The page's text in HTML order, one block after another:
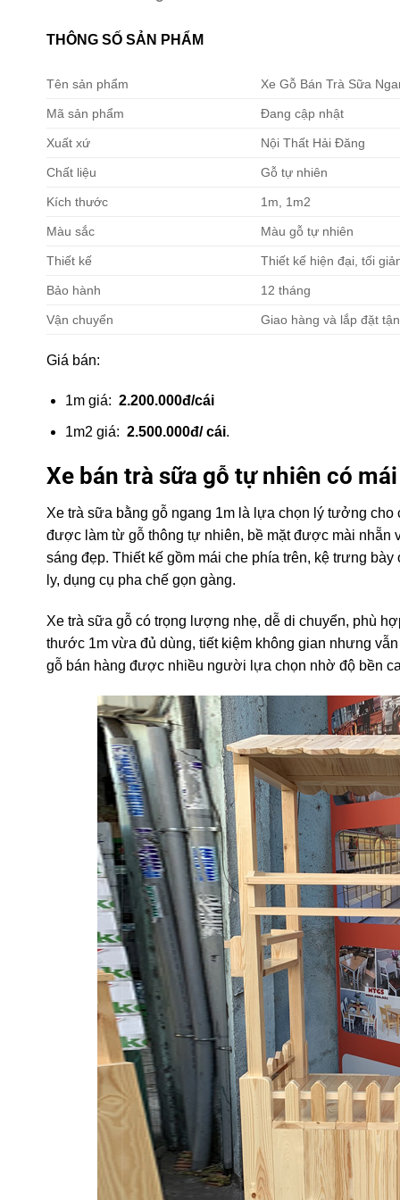
THÔNG SỐ SẢN PHẨM
Tên sản phẩm Xe Gỗ Bán Trà Sữa
Mã sản phẩm Đang cập nhật
Xuất xứ Nội Thất Hải Đăng
Chất liệu Gỗ tự nhiên
Kích thước 1m, 1m2
Màu sắc Màu gỗ tự nhiên
Thiết kế Thiết kế hiện đại, tối
Bảo hành 12 tháng
Vận chuyển Giao hàng và lắp đặt
Giá bán:
1m giá: 2.200.000đ/cái
1m2 giá: 2.500.000đ/ cái.
Xe bán trà sữa gỗ tự nhiên có
Xe trà sữa bằng gỗ ngang 1m là lựa chọn lý tưởng
được làm từ gỗ thông tự nhiên, bề mặt được mài nhẵn
sáng đẹp. Thiết kế gồm mái che phía trên, kệ trưng
ly, dụng cụ pha chế gọn gàng.
Xe trà sữa gỗ có trọng lượng nhẹ, dễ di chuyển, phù
thước 1m vừa đủ dùng, tiết kiệm không gian nhưng
gỗ bán hàng được nhiều người lựa chọn nhờ độ bền